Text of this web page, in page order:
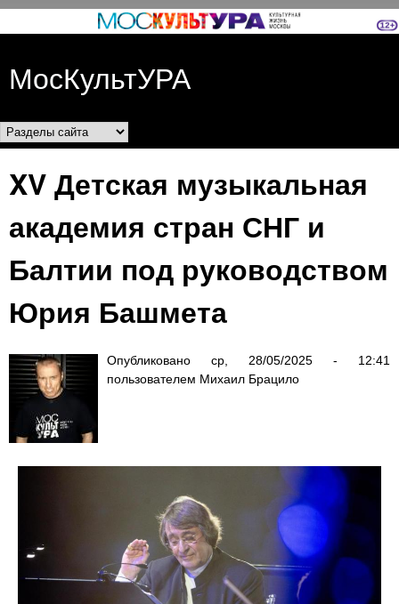
Перейти к основному
МосКультУРА
Разделы сайта
XV Детская музыкальная
академия стран СНГ и
Балтии под руководством
Юрия Башмета
Опубликовано ср, 28/05/2025 - 12:41
пользователем Михаил Брацило